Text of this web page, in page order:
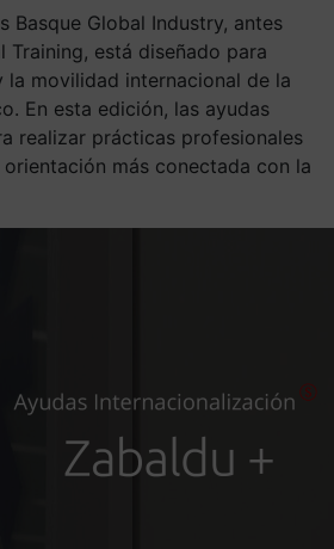
Basque Global Industry, antes
está diseñado para
movilidad internacional de la
En esta edición, las ayudas
realizar prácticas profesionales
orientación más conectada con la